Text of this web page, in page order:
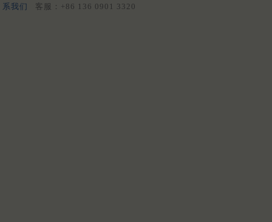
系我们
客服：+86 136 0901 3320